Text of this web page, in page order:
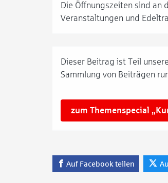
Die Öffnungszeiten sind an
Veranstaltungen und
Dieser Beitrag ist Teil
Sammlung von Beiträgen
zum Themenspecial
Auf Facebook teilen